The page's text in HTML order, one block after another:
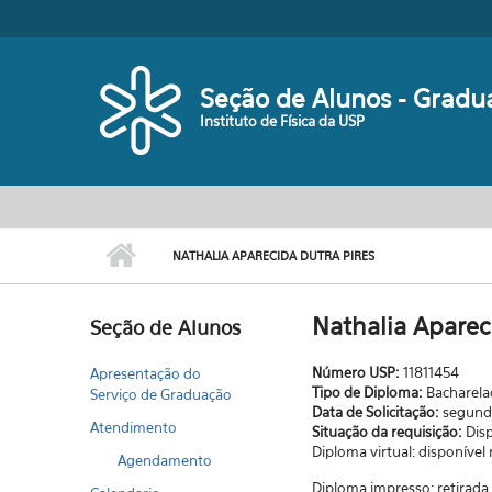
Seção de Alunos -
Instituto de Física da USP
NATHALIA APARECIDA DUTRA PIRES
Seção de Alunos
Apresentação do
Serviço de Graduação
Atendimento
Agendamento
Nathalia
Número USP: 11811454
Tipo de Diploma:
Data de Solicitação:
Situação da requisição:
Diploma virtual: disponível
Diploma impresso: